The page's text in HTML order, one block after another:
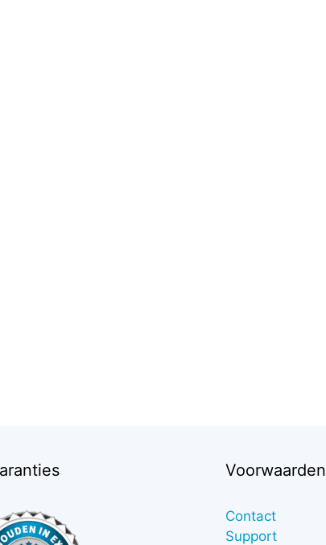
Voorwaarden
Contact
Support